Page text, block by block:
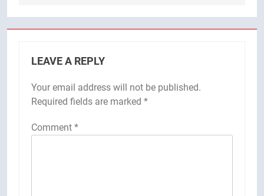
LEAVE A REPLY
Your email address will not be published.
Required fields are marked *
Comment *